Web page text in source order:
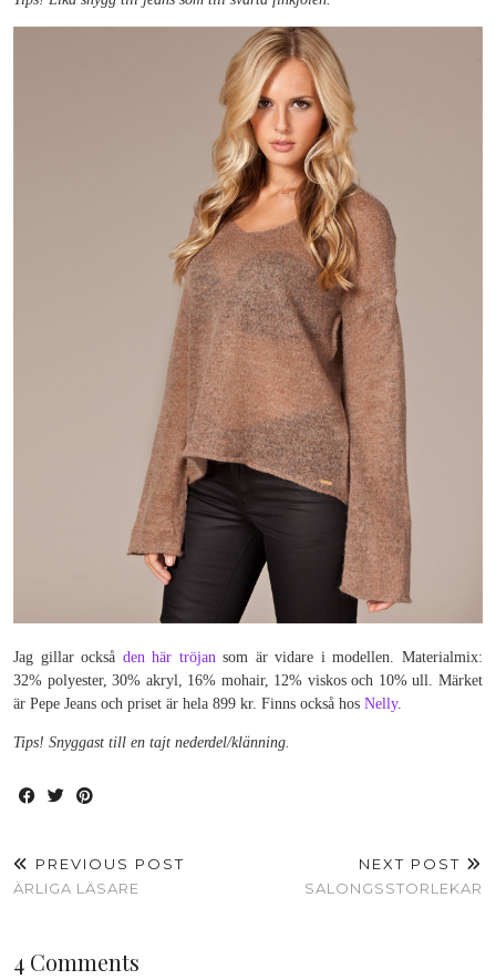
Jag gillar också den här tröjansom är vidare i modellen. Materialmix:
32% polyester, 30% akryl, 16% mohair, 12% viskos och 10% ull. Märket
är Pepe Jeans och priset är hela 899 kr. Finns också hos Nelly.
Tips! Snyggast till en tajt nederdel/klänning.
PREVIOUS POST
ÄRLIGA LÄSARE
NEXT POST
SALONGSSTORLEKAR
4 Comments